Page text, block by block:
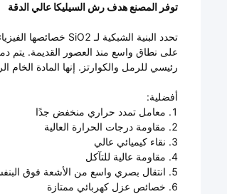
توفر المصنع هدف رش السيليكا عالي الدقة
على نطاق واسع منذ العصور القديمة. يتم
رئيسي للرمل والكوارتز. إنها المادة الخام
أفضلية:
1. معامل تمدد حراري منخفض جدًا
2. مقاومة درجات الحرارة العالية
3. نقاء كيميائي عالي
4. مقاومة عالية للتآكل
5. انتقال بصري واسع من الأشعة فوق البنفسجية إلى الأشعة تحت الحمراء
6. خصائص عزل كهربائي ممتازة